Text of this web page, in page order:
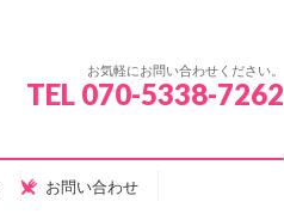
お気軽にお問い合わせください。
TEL 070-5338-7262
お問い合わせ